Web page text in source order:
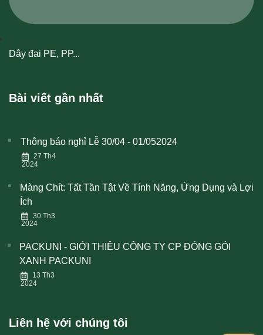
Dây đai PE, PP...
Bài viết gần nhất
Thông báo nghỉ Lễ 30/04 - 01/052024
27 Th4
2024
Màng Chít: Tất Tần Tật Về Tính Năng, Ứng Dụng và Lợi
Ích
30 Th3
2024
PACKUNI - GIỚI THIỆU CÔNG TY CP ĐÓNG GÓI
XANH PACKUNI
13 Th3
2024
Liên hệ với chúng tôi